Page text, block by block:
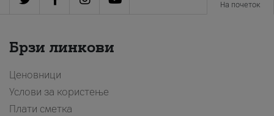
На почеток
Брзи линкови
Ценовници
Услови за користење
Плати сметка